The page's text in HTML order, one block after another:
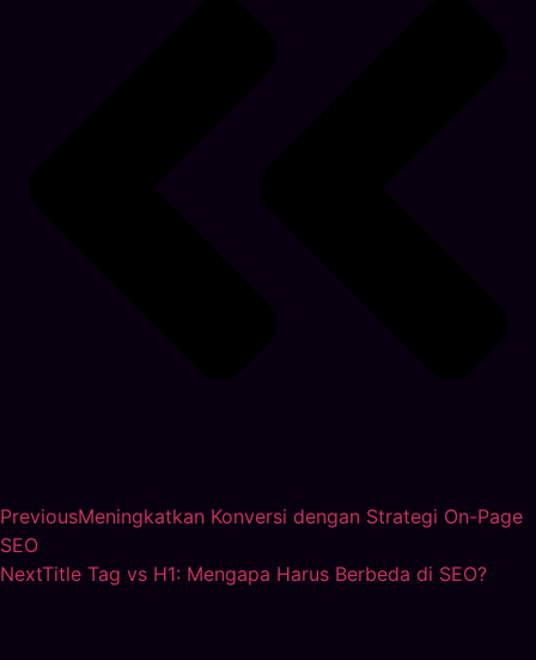
PreviousMeningkatkan Konversi dengan Strategi On-Page
SEO
NextTitle Tag vs H1: Mengapa Harus Berbeda di SEO?